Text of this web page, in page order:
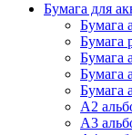
Бумага для
Бумага
Бумага
Бумага
Бумага
Бумага
А2
А3